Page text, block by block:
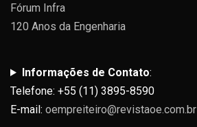
Fórum Infra
120 Anos da Engenharia
Informações de Contato:
Telefone: +55 (11) 3895-8590
E-mail: oempreiteiro@revistaoe.com.br